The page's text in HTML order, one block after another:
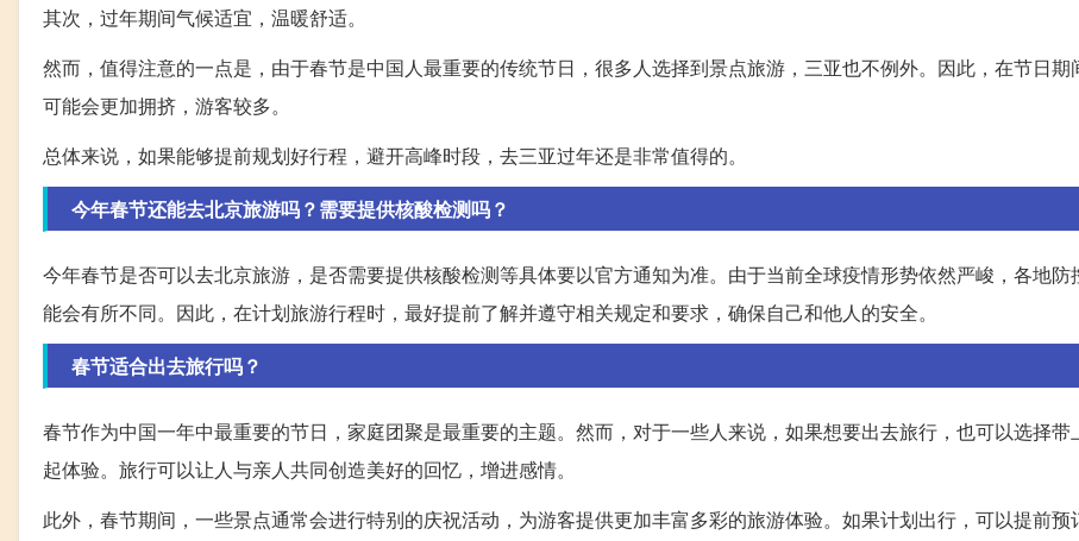
其次，过年期间气候适宜，温暖舒适。
然而，值得注意的一点是，由于春节是中国人最重要的传统节日，很多人选择到景点旅游，三亚也不例外。因此，在节日期
可能会更加拥挤，游客较多。
总体来说，如果能够提前规划好行程，避开高峰时段，去三亚过年还是非常值得的。
今年春节还能去北京旅游吗？需要提供核酸检测吗？
今年春节是否可以去北京旅游，是否需要提供核酸检测等具体要以官方通知为准。由于当前全球疫情形势依然严峻，各地防
能会有所不同。因此，在计划旅游行程时，最好提前了解并遵守相关规定和要求，确保自己和他人的安全。
春节适合出去旅行吗？
春节作为中国一年中最重要的节日，家庭团聚是最重要的主题。然而，对于一些人来说，如果想要出去旅行，也可以选择带
起体验。旅行可以让人与亲人共同创造美好的回忆，增进感情。
此外，春节期间，一些景点通常会进行特别的庆祝活动，为游客提供更加丰富多彩的旅游体验。如果计划出行，可以提前预